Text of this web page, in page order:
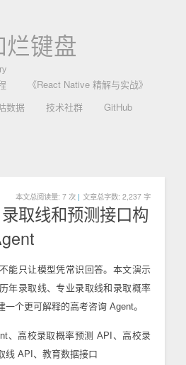
烂键盘
《React Native 精解与实战》
数据 技术社群
GitHub
本文总阅读量: 7 次 | 文章总字数: 2,237 字
取线和预测接口构
能只让模型凭常识回答。本文演示
年录取线、专业录取线和录取概率
个更可解释的高考咨询 Agent。
、高校录取概率预测 API、高校录
线 API、教育数据接口